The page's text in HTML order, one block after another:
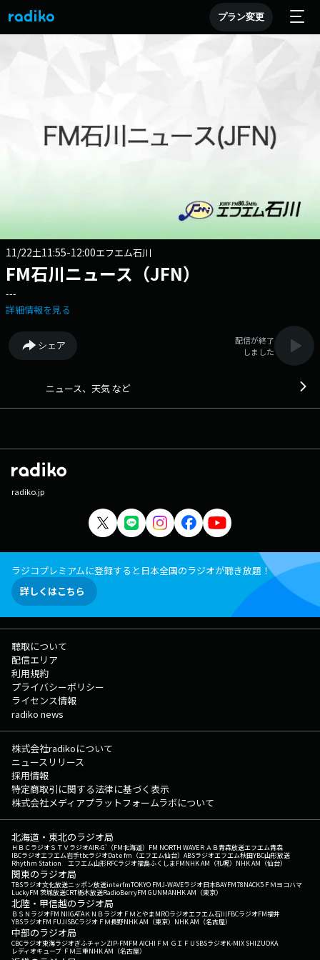
プラン変更
11/22土11:55-12:00エフエム石川
FM石川ニュース（JFN）
---
詳細情報を見る
シェア
配信が終了
しました
ニュース、天気 など
radiko.jp
ラジコプレミアムに登録すると日本全国のラジオが聴き放題！
詳しくはこちら
聴取について
配信エリア
利用規約
プライバシーポリシー
ライセンス情報
radiko news
株式会社radikoについて
ニュースリリース
採用情報
特定商取引に関する法律に基づく表示
株式会社メディアプラットフォームラボについて
北海道・東北のラジオ局
ＨＢＣラジオＳＴＶラジオAIR-G'（FM北海道） FM NORTH WAVEＲＡＢ青森放送エフエム青森
IBCラジオエフエム岩手tbcラジオDate fm（エフエム仙台） ABSラジオエフエム秋田YBC山形放送
Rhythm Station エフエム山形RFCラジオ福島ふくしまFMNHK AM（札幌） NHK AM（仙台）
関東のラジオ局
TBSラジオ文化放送ニッポン放送interfmTOKYO FMJ-WAVEラジオ日本BAYFM78NACK5 ＦＭヨコハマ
LuckyFM 茨城放送CRT栃木放送RadioBerryFM GUNMANHK AM（東京）
北陸・甲信越のラジオ局
ＢＳＮラジオFM NIIGATAＫＮＢラジオ ＦＭとやまMROラジオエフエム石川FBCラジオFM福井
YBSラジオFM FUJISBCラジオ ＦＭ長野NHK AM（東京） NHK AM（名古屋）
中部のラジオ局
CBCラジオ東海ラジオぎふチャンZIP-FMFM AICHI ＦＭ ＧＩＦＵ SBSラジオK-MIX SHIZUOKA
レディオキューブ ＦＭ三重NHK AM（名古屋）